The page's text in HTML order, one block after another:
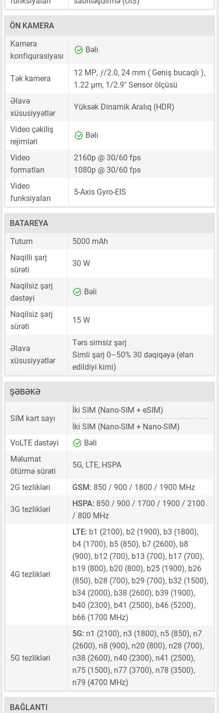
ÖN KAMERA
Kamera
konfiqurasiyası
Bəli
Tək kamera
12 MP, ƒ/2.0, 24 mm ( Geniş bucaqlı ),
1.22 μm, 1/2.9" Sensor ölçüsü
Əlavə
xüsusiyyətlər
Yüksək Dinamik Aralıq (HDR)
Video çəkiliş
rejimləri
Bəli
Video
formatları
2160p @ 30/60 fps
1080p @ 30/60 fps
Video
funksiyaları
5-Axis Gyro-EIS
BATAREYA
Tutum
5000 mAh
Naqilli şarj
sürəti
30 W
Naqilsiz şarj
dəstəyi
Bəli
Naqilsiz şarj
sürəti
15 W
Əlavə
xüsusiyyətlər
Tərs simsiz şarj
Simli şarj 0–50% 30 dəqiqəyə (elan
edildiyi kimi)
ŞƏBƏKƏ
SIM kart sayı
İki SIM (Nano-SIM + eSIM)
İki SIM (Nano-SIM + Nano-SIM)
VoLTE dəstəyi
Bəli
Məlumat
ötürmə sürəti
5G, LTE, HSPA
2G tezlikləri GSM: 850 / 900 / 1800 / 1900 MHz
3G tezlikləri
HSPA: 850 / 900 / 1700 / 1900 / 2100
/ 800 MHz
4G tezlikləri
LTE: b1 (2100), b2 (1900), b3 (1800),
b4 (1700), b5 (850), b7 (2600), b8
(900), b12 (700), b13 (700), b17 (700),
b19 (800), b20 (800), b25 (1900), b26
(850), b28 (700), b29 (700), b32 (1500),
b34 (2000), b38 (2600), b39 (1900),
b40 (2300), b41 (2500), b46 (5200),
b66 (1700 MHz)
5G tezlikləri
5G: n1 (2100), n3 (1800), n5 (850), n7
(2600), n8 (900), n20 (800), n28 (700),
n38 (2600), n40 (2300), n41 (2500),
n75 (1500), n77 (3700), n78 (3500),
n79 (4700 MHz)
BAĞLANTI